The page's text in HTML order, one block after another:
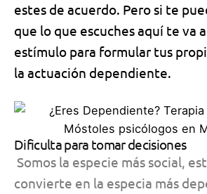
estes de acuerdo. Pero si te
que lo que escuches aquí te va
estímulo para formular tus
la actuación dependiente.
Dificulta para tomar decisiones
Somos la especie más social,
convierte en la especia más